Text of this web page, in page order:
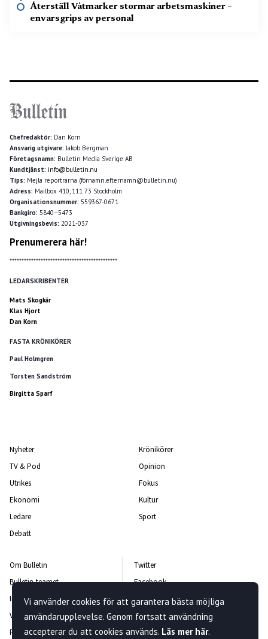
Återställ Våtmarker stormar arbetsmaskiner –
envarsgrips av personal
Chefredaktör: Dan Korn
Ansvarig utgivare: Jakob Bergman
Företagsnamn: Bulletin Media Sverige AB
Kundtjänst: info@bulletin.nu
Tips: Mejla reportrarna (förnamn.efternamn@bulletin.nu)
Adress: Mailbox 410, 111 73 Stockholm
Organisationsnummer: 559367-0671
Bankgiro: 5840–5473
Utgivningsbevis: 2021-037
Prenumerera här!
*********************************************
LEDARSKRIBENTER
Mats Skogkär
Klas Hjort
Dan Korn
FASTA KRÖNIKÖRER
Paul Holmgren
Torsten Sandström
Birgitta Sparf
Nyheter
TV & Pod
Utrikes
Ekonomi
Ledare
Debatt
Krönikörer
Opinion
Fokus
Kultur
Sport
Om Bulletin
Bulletin-teamet
Integritetspolicy
Vanliga frågor och svar
Rättelsepolicy
Twitter
Facebook
Instagram
Kontakta oss
Nyhetsbrev
Vi använder cookies för att garantera bästa möjliga
användarupplevelse. Genom fortsatt användning
accepterar du att cookies används. Läs mer här.